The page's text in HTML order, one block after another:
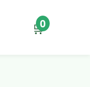
🛒
0